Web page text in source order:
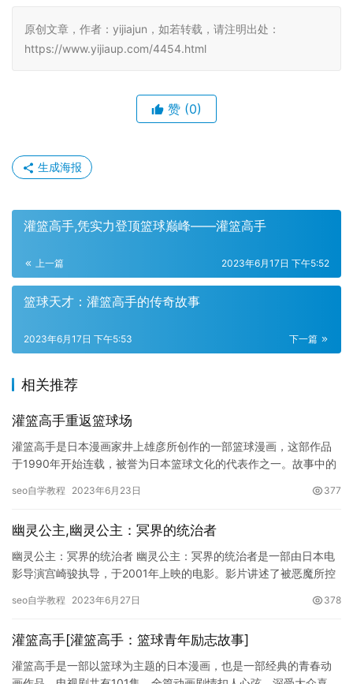
原创文章，作者：yijiajun，如若转载，请注明出处：
https://www.yijiaup.com/4454.html
赞 (0)
生成海报
灌篮高手,凭实力登顶篮球巅峰——灌篮高手
上一篇 2023年6月17日 下午5:52
篮球天才：灌篮高手的传奇故事
下一篇
2023年6月17日 下午5:53
相关推荐
灌篮高手重返篮球场
灌篮高手是日本漫画家井上雄彦所创作的一部篮球漫画，这部作品
于1990年开始连载，被誉为日本篮球文化的代表作之一。故事中的
动…
seo自学教程 2023年6月23日 377
幽灵公主,幽灵公主：冥界的统治者
幽灵公主：冥界的统治者 幽灵公主：冥界的统治者是一部由日本电
影导演宫崎骏执导，于2001年上映的电影。影片讲述了被恶魔所控
seo自学教程 2023年6月27日 378
灌篮高手[灌篮高手：篮球青年励志故事]
灌篮高手是一部以篮球为主题的日本漫画，也是一部经典的青春动